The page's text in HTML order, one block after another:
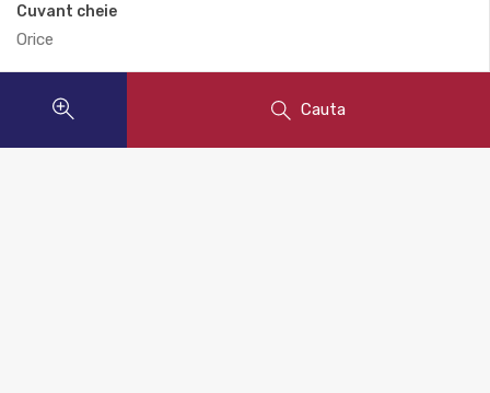
Cuvant cheie
Cauta